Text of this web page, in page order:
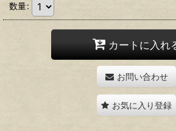
数量:
カートに入れ
お問い合わせ
お気に入り登録